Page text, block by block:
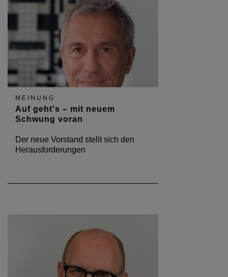
MEINUNG
Auf geht's – mit neuem
Schwung voran
Der neue Vorstand stellt sich den
Herausforderungen